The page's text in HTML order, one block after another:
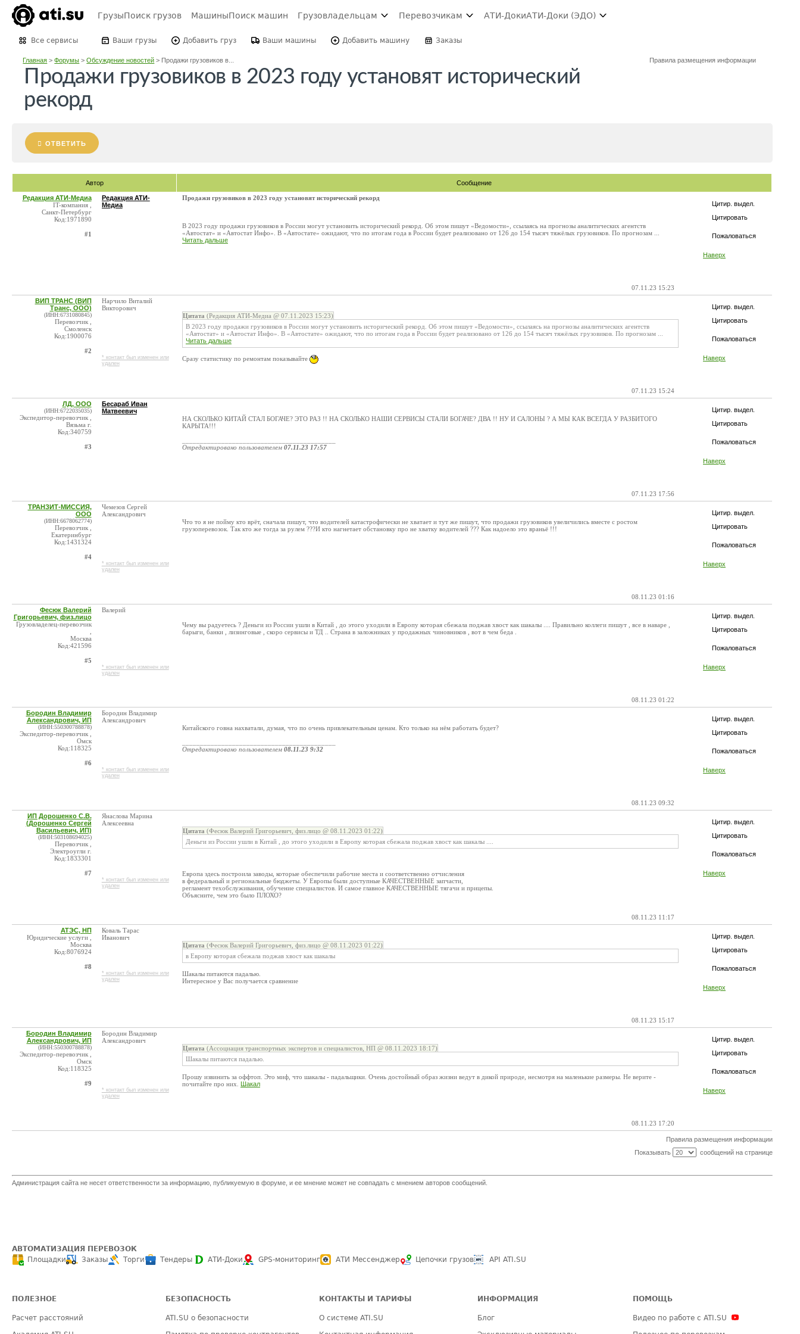
ГрузыПоиск грузов МашиныПоиск машин Грузовладельцам Перевозчикам АТИ-ДокиАТИ-Доки (ЭДО)
Все сервисы Ваши грузы Добавить груз Ваши машины Добавить машину Заказы
Главная >Форумы >Обсуждение новостей > Продажи грузовиков в... Правила размещения информации
Продажи грузовиков в 2023 году установят исторический
рекорд
ОТВЕТИТЬ
Автор Сообщение
Цитир. выдел.
Цитировать
Пожаловаться
Наверх
Редакция АТИ-Медиа
IT-компания ,
Санкт-Петербург
Код:1971890
#1
Редакция АТИ-
Медиа
Продажи грузовиков в 2023 году установят исторический рекорд
В 2023 году продажи грузовиков в России могут установить исторический рекорд. Об этом пишут «Ведомости», ссылаясь на прогнозы аналитических агентств
«Автостат» и «Автостат Инфо». В «Автостате» ожидают, что по итогам года в России будет реализовано от 126 до 154 тысяч тяжёлых грузовиков. По прогнозам ...
Читать дальше
07.11.23 15:23
Цитир. выдел.
Цитировать
Пожаловаться
Наверх
ВИП ТРАНС (ВИП
Транс, ООО)
(ИНН:6731080845)
Перевозчик ,
Смоленск
Код:1900076
#2
Нарчило Виталий
Викторович
* контакт был изменен или
удален
Цитата (Редакция АТИ-Медиа @ 07.11.2023 15:23)
В 2023 году продажи грузовиков в России могут установить исторический рекорд. Об этом пишут «Ведомости», ссылаясь на прогнозы аналитических агентств
«Автостат» и «Автостат Инфо». В «Автостате» ожидают, что по итогам года в России будет реализовано от 126 до 154 тысяч тяжёлых грузовиков. По прогнозам ...
Читать дальше
Сразу статистику по ремонтам показывайте
07.11.23 15:24
Цитир. выдел.
Цитировать
Пожаловаться
Наверх
ЛД, ООО
(ИНН:6722035035)
Экспедитор-перевозчик ,
Вязьма г.
Код:340759
#3
Бесараб Иван
Матвеевич
НА СКОЛЬКО КИТАЙ СТАЛ БОГАЧЕ? ЭТО РАЗ !! НА СКОЛЬКО НАШИ СЕРВИСЫ СТАЛИ БОГАЧЕ? ДВА !! НУ И САЛОНЫ ? А МЫ КАК ВСЕГДА У РАЗБИТОГО
КАРЫТА!!!
Отредактировано пользователем 07.11.23 17:57
07.11.23 17:56
Цитир. выдел.
Цитировать
Пожаловаться
Наверх
ТРАНЗИТ-МИССИЯ,
ООО
(ИНН:6678062774)
Перевозчик ,
Екатеринбург
Код:1431324
#4
Чемезов Сергей
Александрович
* контакт был изменен или
удален
Что то я не пойму кто врёт, сначала пишут, что водителей катастрофически не хватает и тут же пишут, что продажи грузовиков увеличились вместе с ростом
грузоперевозок. Так кто же тогда за рулем ???И кто нагнетает обстановку про не хватку водителей ??? Как надоело это враньё !!!
08.11.23 01:16
Цитир. выдел.
Цитировать
Пожаловаться
Наверх
Фесюк Валерий
Григорьевич, физ.лицо
Грузовладелец-перевозчик
Москва
Код:421596
#5
Валерий
* контакт был изменен или
удален
Чему вы радуетесь ? Деньги из России ушли в Китай , до этого уходили в Европу которая сбежала поджав хвост как шакалы .... Правильно коллеги пишут , все в наваре ,
барыги, банки , лизинговые , скоро сервисы и ТД .. Страна в заложниках у продажных чиновников , вот в чем беда .
08.11.23 01:22
Цитир. выдел.
Цитировать
Пожаловаться
Наверх
Бородин Владимир
Александрович, ИП
(ИНН:550300788878)
Экспедитор-перевозчик ,
Омск
Код:118325
#6
Бородин Владимир
Александрович
* контакт был изменен или
удален
Китайского говна нахватали, думая, что по очень привлекательным ценам. Кто только на нём работать будет?
Отредактировано пользователем 08.11.23 9:32
08.11.23 09:32
Цитир. выдел.
Цитировать
Пожаловаться
Наверх
ИП Дорошенко С.В.
(Дорошенко Сергей
Васильевич, ИП)
(ИНН:503108694025)
Перевозчик ,
Электроугли г.
Код:1833301
#7
Янаслова Марина
Алексеевна
* контакт был изменен или
удален
Цитата (Фесюк Валерий Григорьевич, физ.лицо @ 08.11.2023 01:22)
Деньги из России ушли в Китай , до этого уходили в Европу которая сбежала поджав хвост как шакалы ....
Европа здесь построила заводы, которые обеспечили рабочие места и соответственно отчисления
в федеральный и региональные бюджеты. У Европы были доступные КАЧЕСТВЕННЫЕ запчасти,
регламент техобслуживания, обучение специалистов. И самое главное КАЧЕСТВЕННЫЕ тягачи и прицепы.
Объясните, чем это было ПЛОХО?
08.11.23 11:17
Цитир. выдел.
Цитировать
Пожаловаться
Наверх
АТЭС, НП
Юридические услуги ,
Москва
Код:8076924
#8
Коваль Тарас
Иванович
* контакт был изменен или
удален
Цитата (Фесюк Валерий Григорьевич, физ.лицо @ 08.11.2023 01:22)
в Европу которая сбежала поджав хвост как шакалы
Шакалы питаются падалью.
Интересное у Вас получается сравнение
08.11.23 15:17
Цитир. выдел.
Цитировать
Пожаловаться
Наверх
Бородин Владимир
Александрович, ИП
(ИНН:550300788878)
Экспедитор-перевозчик ,
Омск
Код:118325
#9
Бородин Владимир
Александрович
* контакт был изменен или
удален
Цитата (Ассоциация транспортных экспертов и специалистов, НП @ 08.11.2023 18:17)
Шакалы питаются падалью.
Прошу извинить за оффтоп. Это миф, что шакалы - падальщики. Очень достойный образ жизни ведут в дикой природе, несмотря на маленькие размеры. Не верите -
почитайте про них. Шакал
08.11.23 17:20
Правила размещения информации
Показывать
сообщений на странице
Администрация сайта не несет ответственности за информацию, публикуемую в форуме, и ее мнение может не совпадать с мнением авторов сообщений.
АВТОМАТИЗАЦИЯ ПЕРЕВОЗОК
Площадки
Заказы Торги Тендеры АТИ-Доки GPS-мониторинг АТИ Мессенджер Цепочки грузов API ATI.SU
ПОЛЕЗНОЕ
Расчет расстояний
БЕЗОПАСНОСТЬ
ATI.SU о безопасности
КОНТАКТЫ И ТАРИФЫ
О системе ATI.SU
ИНФОРМАЦИЯ
Блог
ПОМОЩЬ
Видео по работе с ATI.SU